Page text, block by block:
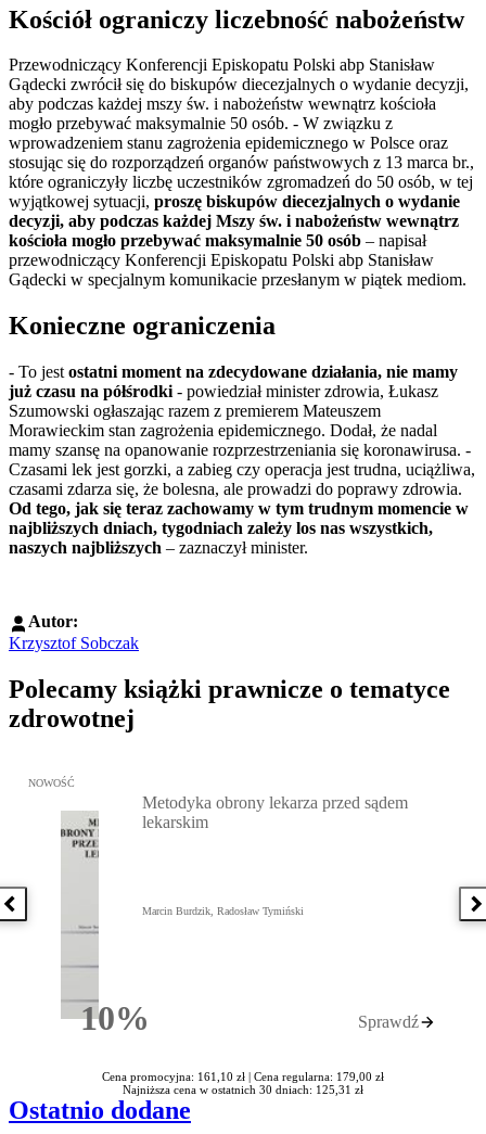
Kościół ograniczy liczebność nabożeństw
Przewodniczący Konferencji Episkopatu Polski abp Stanisław
Gądecki zwrócił się do biskupów diecezjalnych o wydanie decyzji,
aby podczas każdej mszy św. i nabożeństw wewnątrz kościoła
mogło przebywać maksymalnie 50 osób. - W związku z
wprowadzeniem stanu zagrożenia epidemicznego w Polsce oraz
stosując się do rozporządzeń organów państwowych z 13 marca br.,
które ograniczyły liczbę uczestników zgromadzeń do 50 osób, w tej
wyjątkowej sytuacji, proszę biskupów diecezjalnych o wydanie
decyzji, aby podczas każdej Mszy św. i nabożeństw wewnątrz
kościoła mogło przebywać maksymalnie 50 osób – napisał
przewodniczący Konferencji Episkopatu Polski abp Stanisław
Gądecki w specjalnym komunikacie przesłanym w piątek mediom.
Konieczne ograniczenia
- To jest ostatni moment na zdecydowane działania, nie mamy
już czasu na półśrodki - powiedział minister zdrowia, Łukasz
Szumowski ogłaszając razem z premierem Mateuszem
Morawieckim stan zagrożenia epidemicznego. Dodał, że nadal
mamy szansę na opanowanie rozprzestrzeniania się koronawirusa. -
Czasami lek jest gorzki, a zabieg czy operacja jest trudna, uciążliwa,
czasami zdarza się, że bolesna, ale prowadzi do poprawy zdrowia.
Od tego, jak się teraz zachowamy w tym trudnym momencie w
najbliższych dniach, tygodniach zależy los nas wszystkich,
naszych najbliższych – zaznaczył minister.
Autor:
Krzysztof Sobczak
Polecamy książki prawnicze o tematyce
zdrowotnej
Poprzednia książka
Przejdź do: Metodyka obrony lekarza przed sądem lekarskim,
NOWOŚĆ
10%Rabatu
Metodyka obrony lekarza przed sądem
lekarskim
Marcin Burdzik, Radosław Tymiński
Sprawdź
Cena promocyjna: 161,10 zł | Cena regularna: 179,00 zł
Najniższa cena w ostatnich 30 dniach: 125,31 zł
Ostatnio dodane